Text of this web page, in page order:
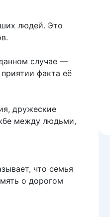
людей. Это
случае —
факта её
дружеские
между людьми,
что семья
о дорогом